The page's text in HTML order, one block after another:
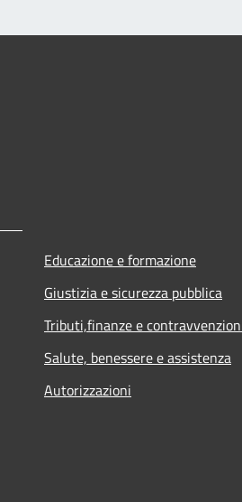
Educazione e formazione
Giustizia e sicurezza pubblica
Tributi,finanze e
Salute, benessere e assistenza
Autorizzazioni